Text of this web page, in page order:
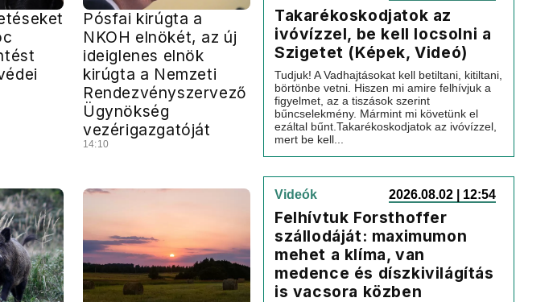
Pósfai kirúgta a
NKOH elnökét, az új
ideiglenes elnök
kirúgta a Nemzeti
Rendezvényszervező
Ügynökség
vezérigazgatóját
14:10
Takarékoskodjatok az
ivóvízzel, be kell locsolni a
Szigetet (Képek, Videó)
Tudjuk! A Vadhajtásokat kell betiltani, kitiltani,
börtönbe vetni. Hiszen mi amire felhívjuk a
figyelmet, az a tiszások szerint
bűncselekmény. Mármint mi követünk el
ezáltal bűnt.Takarékoskodjatok az ivóvízzel,
mert be kell...
Videók 2026.08.02 | 12:54
Felhívtuk Forsthoffer
szállodáját: maximumon
mehet a klíma, van
medence és díszkivilágítás
is vacsora közben